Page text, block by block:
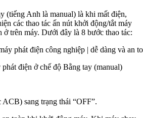
(tiếng Anh là manual) là khi mất điện,
các thao tác ấn nút khởi động/tắt máy
ở trên máy. Dưới đây là 8 bước thao tác:
điện ở chế độ Bằng tay (manual)
sang trạng thái “OFF”.